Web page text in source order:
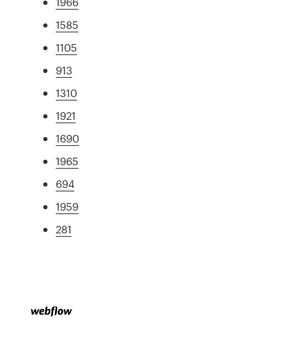
1585
1105
913
1310
1921
1690
1965
694
1959
281